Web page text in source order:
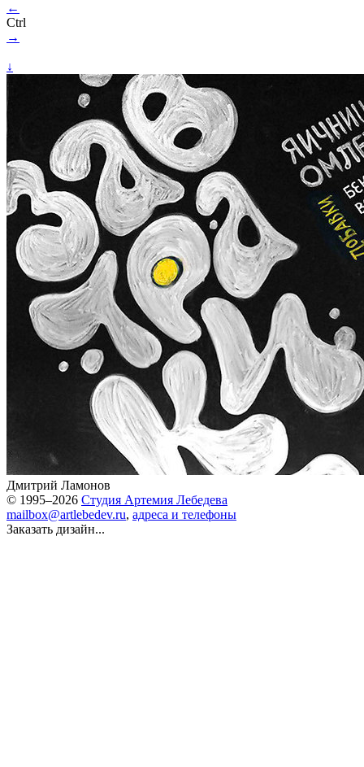
←
Ctrl
→
↓
Дмитрий Ламонов
© 1995–2026 Студия Артемия Лебедева
mailbox@artlebedev.ru, адреса и телефоны
Заказать дизайн...